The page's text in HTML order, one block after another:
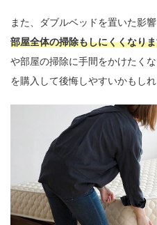
また、ダブルベッドを置いた影
部屋全体の掃除もしにくくなり
や部屋の掃除に手間をかけたく
を購入して後悔しやすいかもしれ